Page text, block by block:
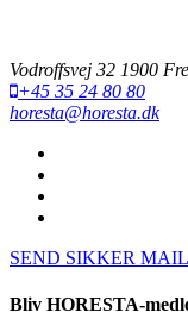
Vodroffsvej 32 1900
+45 35 24 80 80
horesta@horesta.dk
SEND SIKKER MAIL
Bliv HORESTA-